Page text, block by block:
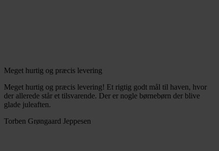
Meget hurtig og præcis levering
Meget hurtig og præcis levering! Et rigtig godt mål til haven, hvor
der allerede står et tilsvarende. Der er nogle børnebørn der blive
glade juleaften.
Torben Grøngaard Jeppesen